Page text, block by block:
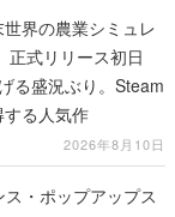
界の農業シミュレ
正式リリース初日
る盛況ぶり。Steam
る人気作
2026年8月10日
・ポップアップス